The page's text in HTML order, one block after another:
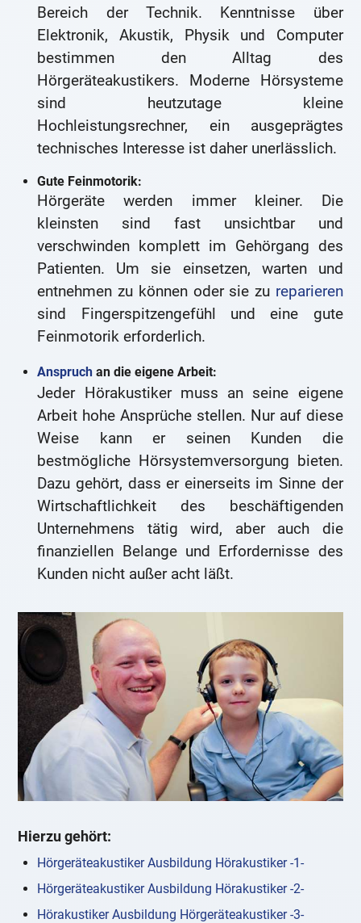
Bereich der Technik. Kenntnisse über
Elektronik, Akustik, Physik und Computer
bestimmen den Alltag des
Hörgeräteakustikers. Moderne Hörsysteme
sind heutzutage kleine
Hochleistungsrechner, ein ausgeprägtes
technisches Interesse ist daher unerlässlich.
Gute Feinmotorik:
Hörgeräte werden immer kleiner. Die
kleinsten sind fast unsichtbar und
verschwinden komplett im Gehörgang des
Patienten. Um sie einsetzen, warten und
entnehmen zu können oder sie zu reparieren
sind Fingerspitzengefühl und eine gute
Feinmotorik erforderlich.
Anspruch an die eigene Arbeit:
Jeder Hörakustiker muss an seine eigene
Arbeit hohe Ansprüche stellen. Nur auf diese
Weise kann er seinen Kunden die
bestmögliche Hörsystemversorgung bieten.
Dazu gehört, dass er einerseits im Sinne der
Wirtschaftlichkeit des beschäftigenden
Unternehmens tätig wird, aber auch die
finanziellen Belange und Erfordernisse des
Kunden nicht außer acht läßt.
Hierzu gehört:
Hörgeräteakustiker Ausbildung Hörakustiker -1-
Hörgeräteakustiker Ausbildung Hörakustiker -2-
Hörakustiker Ausbildung Hörgeräteakustiker -3-